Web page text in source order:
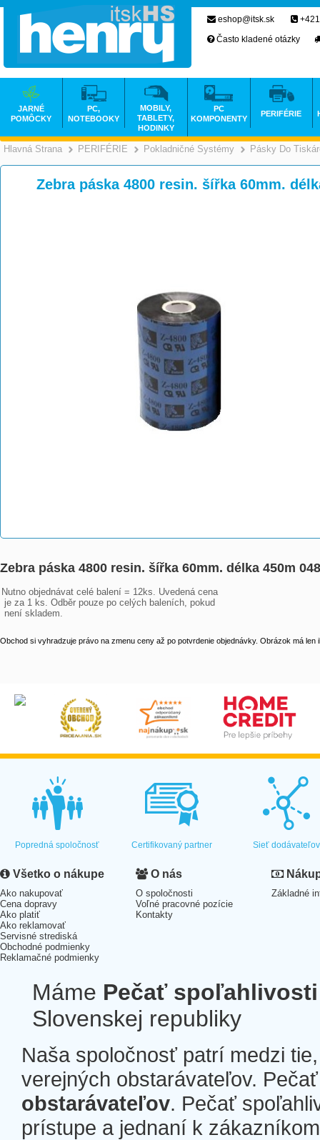
Hlavná Strana >
PERIFÉRIE >
Pokladničné Systémy Pásky Do
Zebra páska 4800 resin. šířka 60mm.
Zebra páska 4800 resin. šířka 60mm. délka 450m
Nutno objednávat celé balení = 12ks. Uvedená cena
není skladem.
Obchod si vyhradzuje právo na zmenu ceny až po potvrdenie objednávky. Obrázok má len
eshop@itsk.sk
Často kladené otázky
JARNÉ
POMÔCKY
PC,
NOTEBOOKY
MOBILY,
TABLETY,
HODINKY
PC
KOMPONENTY
PERIFÉRIE
Popredná spoločnosť Certifikovaný partner Sieť dodávateľov
Všetko o nákupe
Ako nakupovať
Cena dopravy
Ako platiť
Ako reklamovať
Servisné strediská
Obchodné podmienky
Reklamačné podmienky
O nás
O spoločnosti
Voľné pracovné pozície
Kontakty
Základné
Máme Pečať spoľahlivosti
Slovenskej republiky
Naša spoločnosť patrí medzi
verejných obstarávateľov.
obstarávateľov. Pečať
prístupe a jednaní k